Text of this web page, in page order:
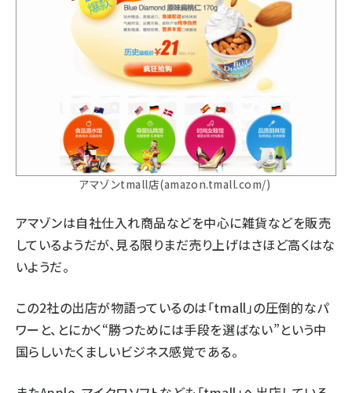
アマゾンtmall店(amazon.tmall.com/)
アマゾンは自社仕入れ商品などを中心に雑貨などを販売
しているようだが、見る限りまだ売り上げはさほど高くはな
いようだ。
この2社の出店が物語っているのは「tmall」の圧倒的なパ
ワーと、とにかく“勝つためには手段を選ばない”という中
国らしいたくましいビジネス感覚である。